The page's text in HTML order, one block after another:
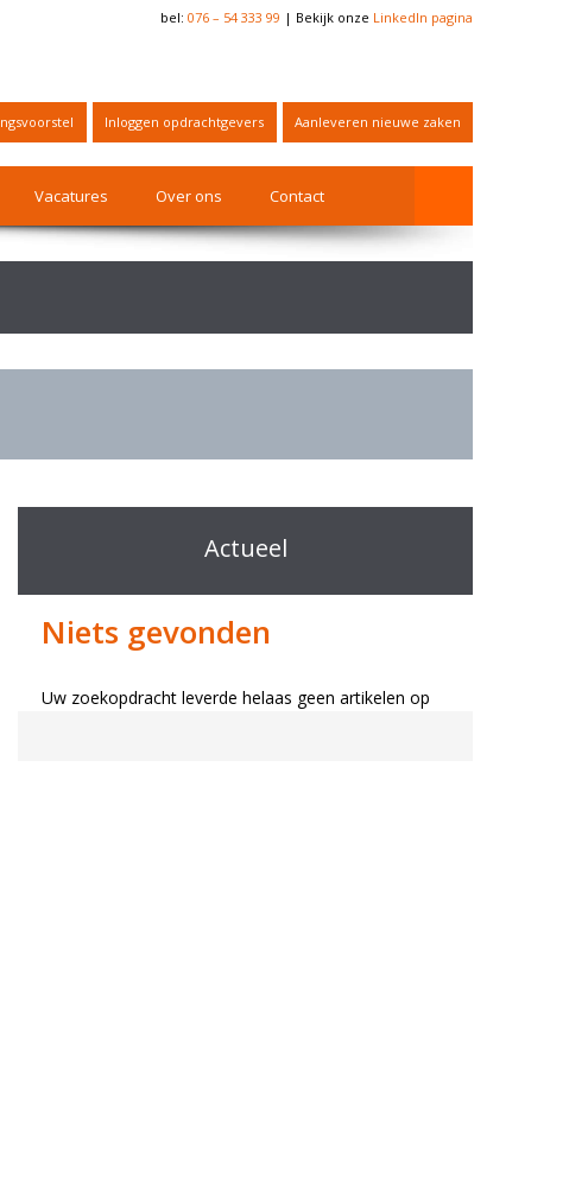
Inloggen opdrachtgevers Aanleveren nieuwe zaken
bel: 076 – 54 333 99 | Bekijk onze LinkedIn pagina
Vacatures Over ons Contact
Actueel
Niets gevonden
Uw zoekopdracht leverde helaas geen artikelen op